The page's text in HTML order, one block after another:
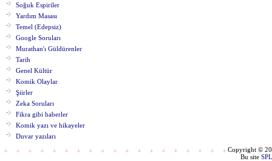
Soğuk Espiriler
Yardım Masası
Temel (Edepsiz)
Google Soruları
Murathan'ı Güldürenler
Tarih
Genel Kültür
Komik Olaylar
Şiirler
Zeka Soruları
Fikra gibi haberler
Komik yazı ve hikayeler
Duvar yazıları
Copyright ©
Bu site SPL